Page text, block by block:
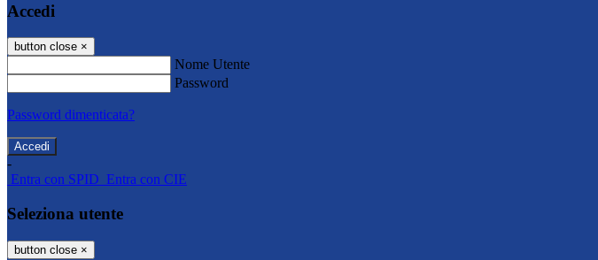
Accedi
button close ×
Nome Utente
Password
Password dimenticata?
-
Entra con SPID Entra con CIE
Seleziona utente
button close ×